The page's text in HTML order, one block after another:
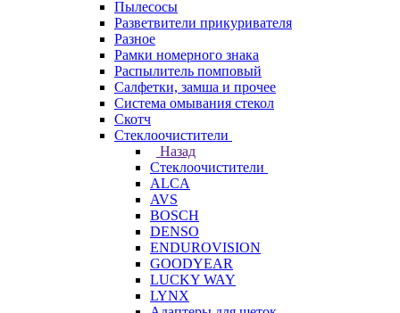
Пылесосы
Разветвители прикуривателя
Разное
Рамки номерного знака
Распылитель помповый
Салфетки, замша и прочее
Система омывания стекол
Скотч
Стеклоочистители
Назад
Стеклоочистители
ALCA
AVS
BOSCH
DENSO
ENDUROVISION
GOODYEAR
LUCKY WAY
LYNX